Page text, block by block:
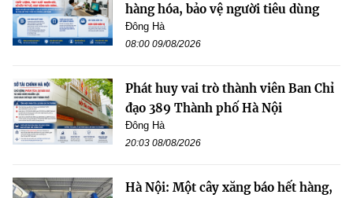
hàng hóa, bảo vệ người tiêu dùng
Đông Hà
08:00 09/08/2026
Phát huy vai trò thành viên Ban Chỉ
đạo 389 Thành phố Hà Nội
Đông Hà
20:03 08/08/2026
Hà Nội: Một cây xăng báo hết hàng,